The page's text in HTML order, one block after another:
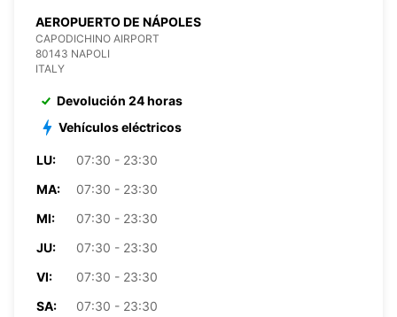
AEROPUERTO DE NÁPOLES
CAPODICHINO AIRPORT
80143 NAPOLI
ITALY
Devolución 24 horas
Vehículos eléctricos
LU:
07:30 - 23:30
MA:
07:30 - 23:30
MI:
07:30 - 23:30
JU:
07:30 - 23:30
VI:
07:30 - 23:30
SA:
07:30 - 23:30